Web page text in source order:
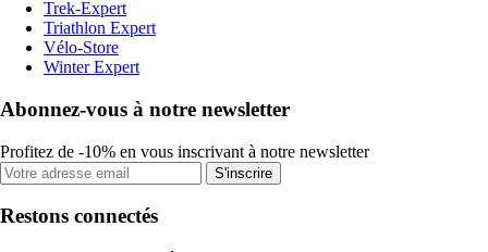
Trek-Expert
Triathlon Expert
Vélo-Store
Winter Expert
Abonnez-vous à notre newsletter
Profitez de -10% en vous inscrivant à notre newsletter
S'inscrire
Restons connectés